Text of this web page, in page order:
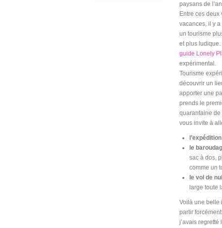
paysans de
Entre ces
vacances, il y
un tourisme
et plus ludique.
guide Lonely
expérimental.
Tourisme
découvrir un
apporter une
prends le
quarantaine
vous invite à
le
sac à dos,
comme un
le vol de
large toute
Voilà une belle
partir
j’avais